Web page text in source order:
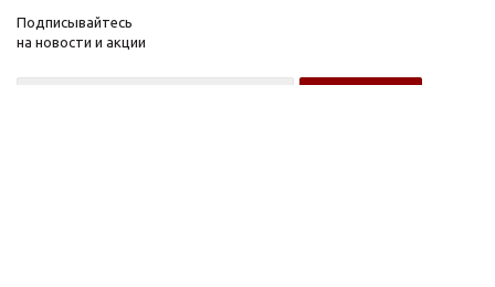
Подписывайтесь
на новости и акции